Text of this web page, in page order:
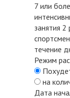
7 или
занятия 2
течение
Режим
на
Дата